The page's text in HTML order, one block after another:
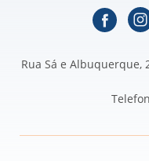
Rua Sá e Albuquerque,